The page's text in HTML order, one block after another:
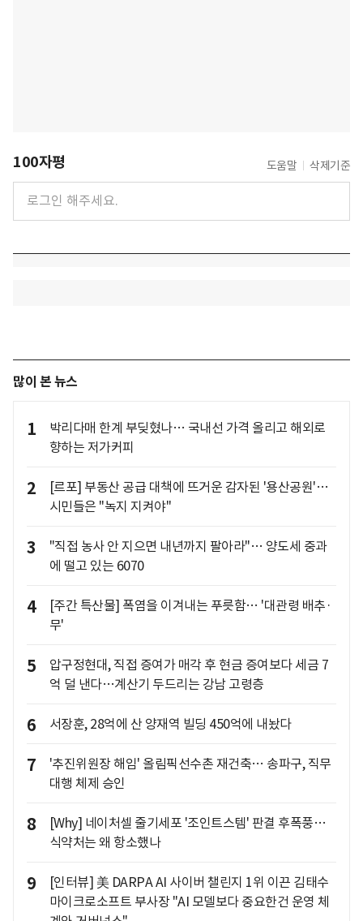
100자평 도움말 삭제기준
많이 본 뉴스
1
박리다매 한계 부딪혔나… 국내선 가격 올리고 해외로
향하는 저가커피
2
[르포] 부동산 공급 대책에 뜨거운 감자된 '용산공원'…
시민들은 "녹지 지켜야"
3
"직접 농사 안 지으면 내년까지 팔아라"… 양도세 중과
에 떨고 있는 6070
4
[주간 특산물] 폭염을 이겨내는 푸릇함… '대관령 배추·
무'
5
압구정현대, 직접 증여가 매각 후 현금 증여보다 세금 7
억 덜 낸다…계산기 두드리는 강남 고령층
6 서장훈, 28억에 산 양재역 빌딩 450억에 내놨다
7
'추진위원장 해임' 올림픽선수촌 재건축… 송파구, 직무
대행 체제 승인
8
[Why] 네이처셀 줄기세포 '조인트스템' 판결 후폭풍…
식약처는 왜 항소했나
9
[인터뷰] 美 DARPA AI 사이버 챌린지 1위 이끈 김태수
마이크로소프트 부사장 "AI 모델보다 중요한건 운영 체